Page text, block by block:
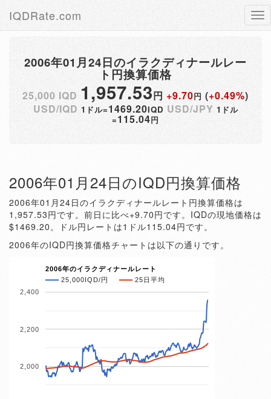
IQDRate.com
2006年01月24日のイラクディナールレー
ト円換算価格
25,000 IQD 1,957.53円+9.70円 (+0.49%)
USD/IQD 1ドル=1469.20IQD USD/JPY 1ドル
=115.04円
2006年01月24日のIQD円換算価格
2006年01月24日のイラクディナールレート円換算価格は
1,957.53円です。前日に比べ+9.70円です。IQDの現地価格は
$1469.20。ドル円レートは1ドル115.04円です。
2006年のIQD円換算価格チャートは以下の通りです。
2006年のイラクディナールレート
25,000IQD/円
25日平均
2,000
2,200
2,400